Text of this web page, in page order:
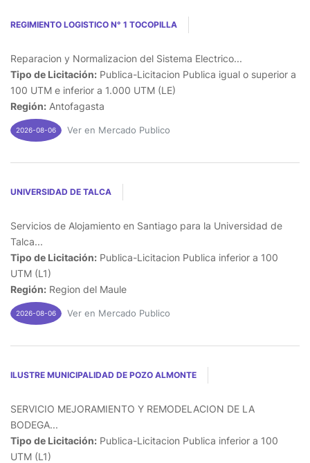
REGIMIENTO LOGISTICO N° 1 TOCOPILLA
Reparacion y Normalizacion del Sistema Electrico...
Tipo de Licitación: Publica-Licitacion Publica igual o superior a
100 UTM e inferior a 1.000 UTM (LE)
Región: Antofagasta
2026-08-06 Ver en Mercado Publico
UNIVERSIDAD DE TALCA
Servicios de Alojamiento en Santiago para la Universidad de
Talca...
Tipo de Licitación: Publica-Licitacion Publica inferior a 100
UTM (L1)
Región: Region del Maule
2026-08-06 Ver en Mercado Publico
ILUSTRE MUNICIPALIDAD DE POZO ALMONTE
SERVICIO MEJORAMIENTO Y REMODELACION DE LA
BODEGA...
Tipo de Licitación: Publica-Licitacion Publica inferior a 100
UTM (L1)